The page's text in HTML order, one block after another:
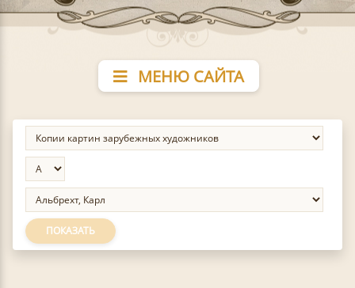
МЕНЮ САЙТА
ПОКАЗАТЬ